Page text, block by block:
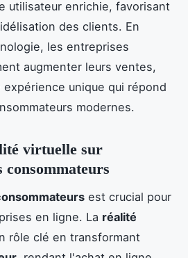
utilisateur enrichie, favorisant
des clients. En
les entreprises
augmenter leurs ventes,
unique qui répond
modernes.
virtuelle sur
consommateurs
est crucial pour
en ligne. La réalité
rôle clé en transformant